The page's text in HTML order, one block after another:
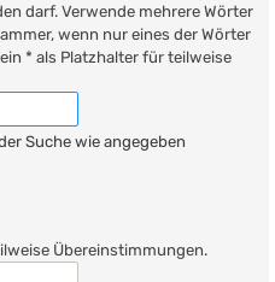
darf. Verwende mehrere Wörter
wenn nur eines der Wörter
* als Platzhalter für teilweise
Suche wie angegeben
Übereinstimmungen.